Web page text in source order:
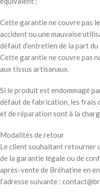
Cette garantie ne couvre pas
accident ou une mauvaise
défaut d’entretien de la part
Cette garantie ne couvre pas
aux tissus artisanaux.
Si le produit est endommagé
défaut de fabrication, les frais
et de réparation sont à la
Modalités de retour
Le client souhaitant retourner
de la garantie légale ou de
après-vente de Bréhatine en
l’adresse suivante :